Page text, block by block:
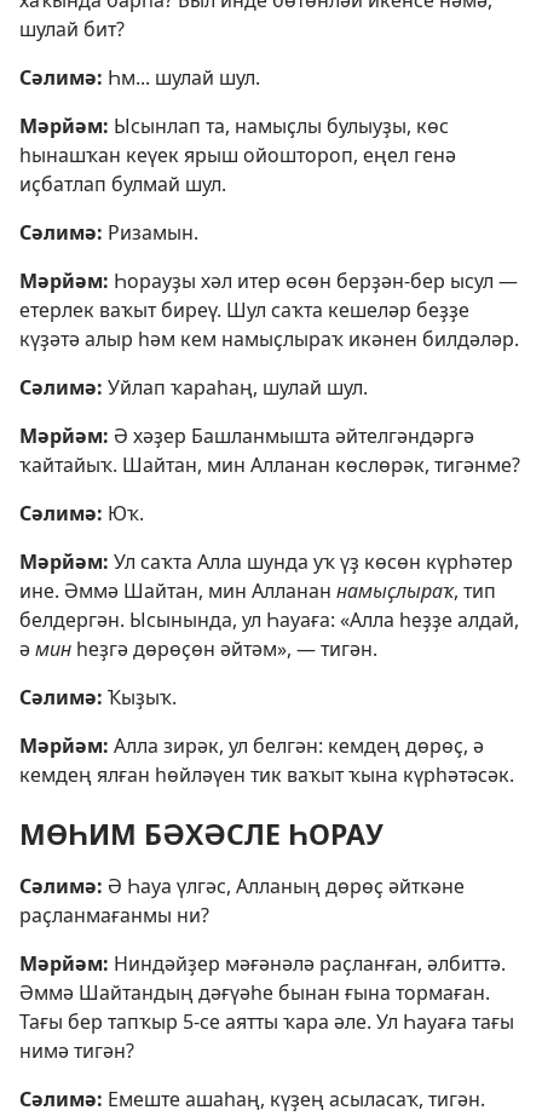
шулай бит?
Сәлимә: Һм... шулай шул.
Мәрйәм: Ысынлап та, намыҫлы булыуҙы, көс
һынашҡан кеүек ярыш ойоштороп, еңел генә
иҫбатлап булмай шул.
Сәлимә: Ризамын.
Мәрйәм: Һорауҙы хәл итер өсөн берҙән-бер ысул —
етерлек ваҡыт биреү. Шул саҡта кешеләр беҙҙе
күҙәтә алыр һәм кем намыҫлыраҡ икәнен билдәләр.
Сәлимә: Уйлап ҡараһаң, шулай шул.
Мәрйәм: Ә хәҙер Башланмышта әйтелгәндәргә
ҡайтайыҡ. Шайтан, мин Алланан көслөрәк, тигәнме?
Сәлимә: Юҡ.
Мәрйәм: Ул саҡта Алла шунда уҡ үҙ көсөн күрһәтер
ине. Әммә Шайтан, мин Алланан намыҫлыраҡ, тип
белдергән. Ысынында, ул Һауаға: «Алла һеҙҙе алдай,
әмин һеҙгә дөрөҫөн әйтәм», — тигән.
Сәлимә: Ҡыҙыҡ.
Мәрйәм: Алла зирәк, ул белгән: кемдең дөрөҫ, ә
кемдең ялған һөйләүен тик ваҡыт ҡына күрһәтәсәк.
МӨҺИМ БӘХӘСЛЕ ҺОРАУ
Сәлимә: Ә Һауа үлгәс, Алланың дөрөҫ әйткәне
раҫланмағанмы ни?
Мәрйәм: Ниндәйҙер мәғәнәлә раҫланған, әлбиттә.
Әммә Шайтандың дәғүәһе бынан ғына тормаған.
Тағы бер тапҡыр 5-се аятты ҡара әле. Ул Һауаға тағы
нимә тигән?
Сәлимә: Емеште ашаһаң, күҙең асыласаҡ, тигән.